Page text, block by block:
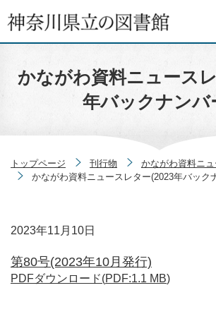
コンテンツへスキップ
かながわ資料ニュース
年バックナンバ
トップページ 刊行物
かながわ資料ニ
かながわ資料ニュースレター(2023年バック
2023年11月10日
第80号(2023年10月発行)
PDFダウンロード(PDF:1.1 MB)